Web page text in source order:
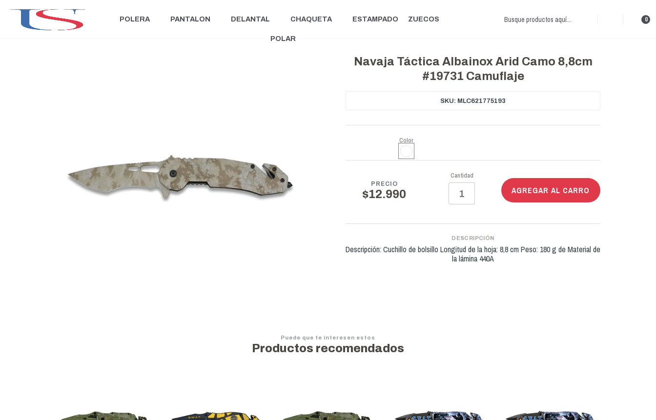
POLERA PANTALON DELANTAL CHAQUETA ESTAMPADO ZUECOS
POLAR
0
Navaja Táctica Albainox Arid Camo 8,8cm
#19731 Camuflaje
SKU: MLC621775193
Color
PRECIO
$12.990
Cantidad
AGREGAR AL CARRO
DESCRIPCIÓN
Descripción: Cuchillo de bolsillo Longitud de la hoja: 8,8 cm Peso: 180 g de Material de
la lámina 440A
Puede que te interesen estos
Productos recomendados